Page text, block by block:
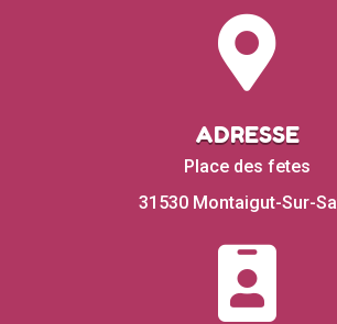

ADRESSE
Place des fetes
31530 Montaigut-Sur-
